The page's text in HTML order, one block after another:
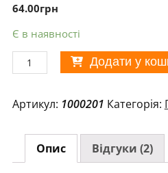
5.00з 5 на
опитування
покупця
64.00грн
Є в наявності
Припій
з
ПОС-63,
Додати у
Артикул: 1000201 Категорія:
Опис Відгуки (2)